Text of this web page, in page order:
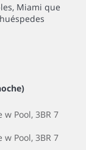
Miami que